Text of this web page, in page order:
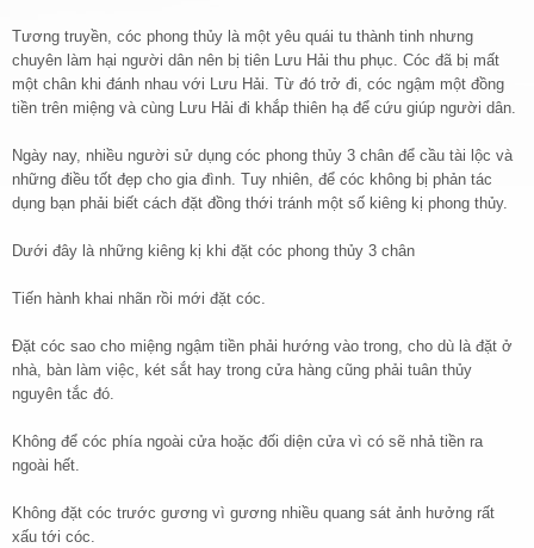
Tương truyền, cóc phong thủy là một yêu quái tu thành tinh nhưng
chuyên làm hại người dân nên bị tiên Lưu Hải thu phục. Cóc đã bị mất
một chân khi đánh nhau với Lưu Hải. Từ đó trở đi, cóc ngậm một đồng
tiền trên miệng và cùng Lưu Hải đi khắp thiên hạ để cứu giúp người dân.
Ngày nay, nhiều người sử dụng cóc phong thủy 3 chân để cầu tài lộc và
những điều tốt đẹp cho gia đình. Tuy nhiên, để cóc không bị phản tác
dụng bạn phải biết cách đặt đồng thới tránh một số kiêng kị phong thủy.
Dưới đây là những kiêng kị khi đặt cóc phong thủy 3 chân
Tiến hành khai nhãn rồi mới đặt cóc.
Đặt cóc sao cho miệng ngậm tiền phải hướng vào trong, cho dù là đặt ở
nhà, bàn làm việc, két sắt hay trong cửa hàng cũng phải tuân thủy
nguyên tắc đó.
Không để cóc phía ngoài cửa hoặc đối diện cửa vì có sẽ nhả tiền ra
ngoài hết.
Không đặt cóc trước gương vì gương nhiều quang sát ảnh hưởng rất
xấu tới cóc.